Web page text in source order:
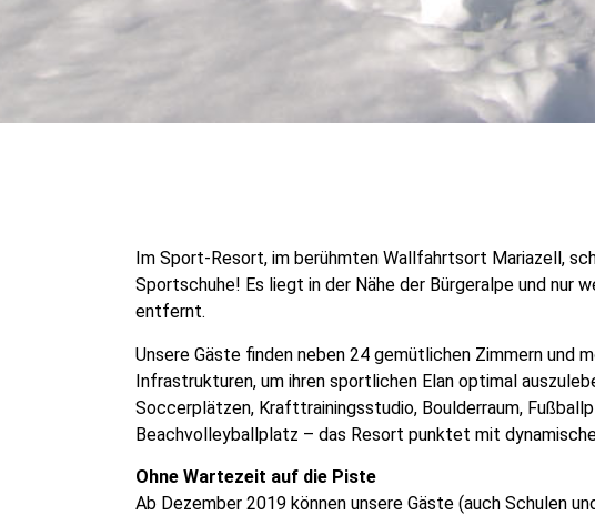
Im Sport-Resort, im berühmten Wallfahrtsort Mariazell,
Sportschuhe! Es liegt in der Nähe der Bürgeralpe und nur
entfernt.
Unsere Gäste finden neben 24 gemütlichen Zimmern und
Infrastrukturen, um ihren sportlichen Elan optimal
Soccerplätzen, Krafttrainingsstudio, Boulderraum,
Beachvolleyballplatz – das Resort punktet mit
Ohne Wartezeit auf die Piste
Ab Dezember 2019 können unsere Gäste (auch Schulen